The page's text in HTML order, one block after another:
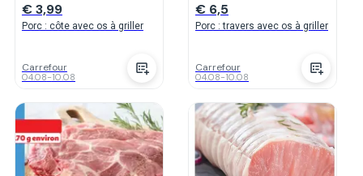
€ 3,99
Porc : côte avec os à griller
Carrefour
04.08-10.08
€ 6,5
Porc : travers avec os à griller
Carrefour
04.08-10.08